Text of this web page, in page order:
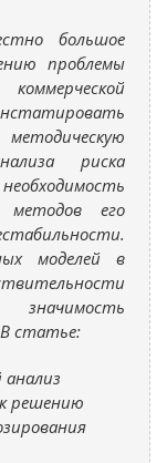
большое
проблемы
риска
методов его
моделей в
статье:
решению